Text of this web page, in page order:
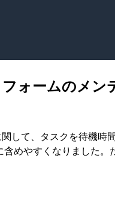
ォームのメ
して、タスクを待機
めやすくなりました